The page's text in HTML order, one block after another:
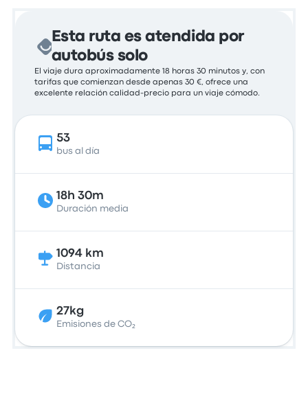
Esta ruta es atendida por
autobús solo
El viaje dura aproximadamente 18 horas 30 minutos y, con
tarifas que comienzan desde apenas 30 €, ofrece una
excelente relación calidad-precio para un viaje cómodo.
53
bus al día
18h 30m
Duración media
1094 km
Distancia
27kg
Emisiones de CO₂